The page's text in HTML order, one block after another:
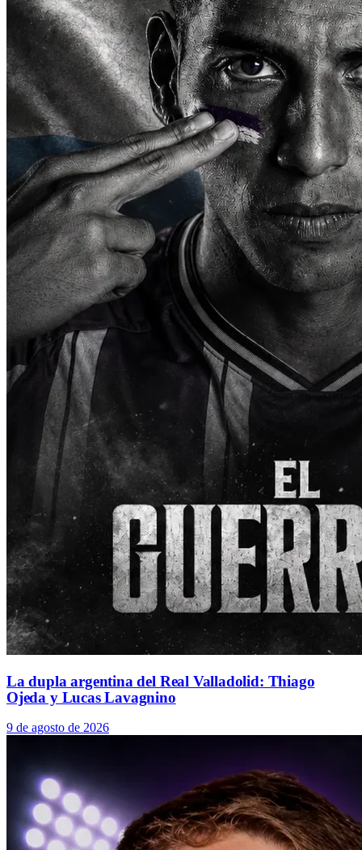
La dupla argentina del Real Valladolid: Thiago
Ojeda y Lucas Lavagnino
9 de agosto de 2026